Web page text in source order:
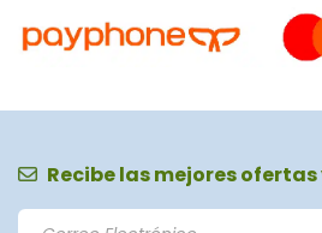
Recibe las mejores